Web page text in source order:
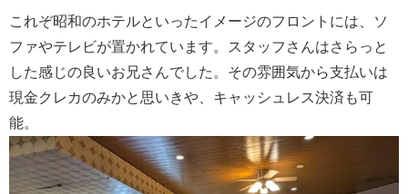
これぞ昭和のホテルといったイメージのフロントには、ソ
ファやテレビが置かれています。スタッフさんはさらっと
した感じの良いお兄さんでした。その雰囲気から支払いは
現金クレカのみかと思いきや、キャッシュレス決済も可
能。